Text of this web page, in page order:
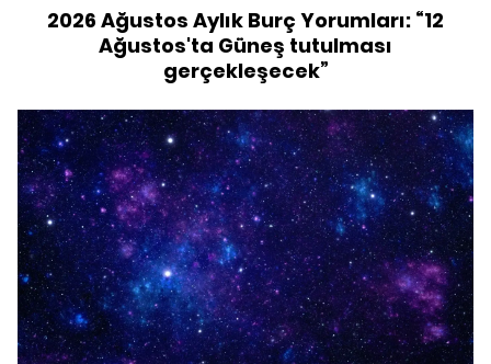
2026 Ağustos Aylık Burç Yorumları: “12
Ağustos'ta Güneş tutulması
gerçekleşecek”